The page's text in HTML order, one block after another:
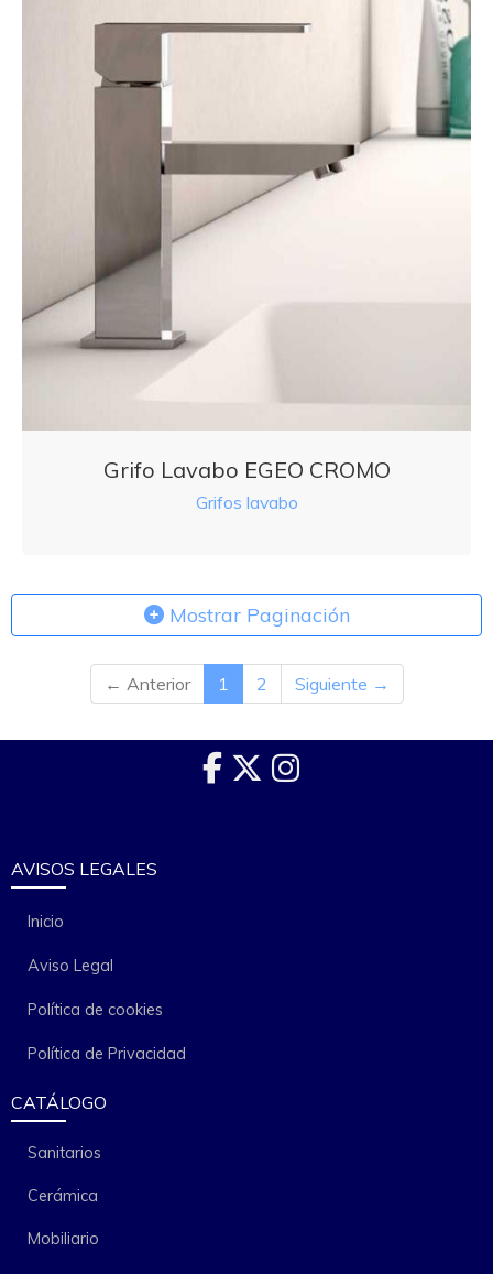
Grifo Lavabo EGEO CROMO
Grifos lavabo
Mostrar Paginación
← Anterior 1 2 Siguiente →
AVISOS LEGALES
Inicio
Aviso Legal
Política de cookies
Política de Privacidad
CATÁLOGO
Sanitarios
Cerámica
Mobiliario